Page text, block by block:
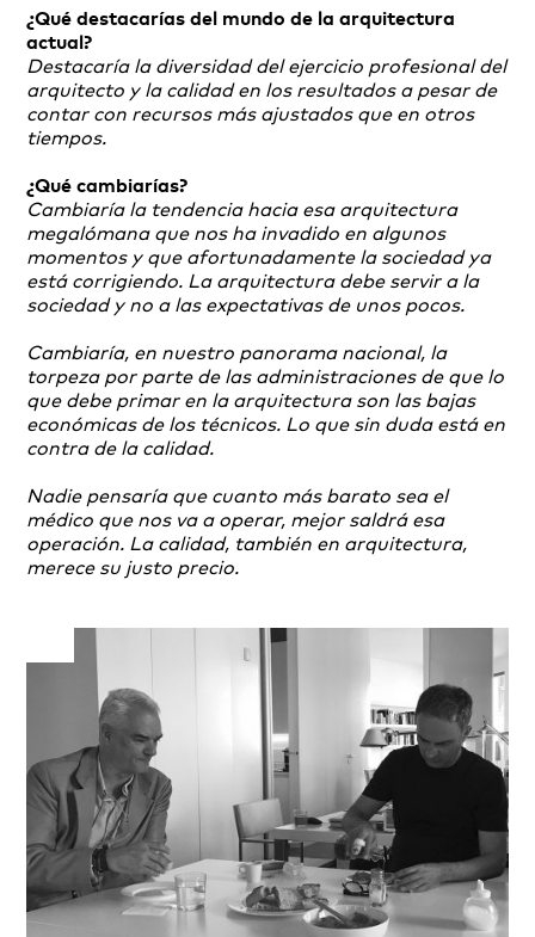
¿Qué destacarías del mundo de la arquitectura
actual?
Destacaría la diversidad del ejercicio profesional del
arquitecto y la calidad en los resultados a pesar de
contar con recursos más ajustados que en otros
tiempos.
¿Qué cambiarías?
Cambiaría la tendencia hacia esa arquitectura
megalómana que nos ha invadido en algunos
momentos y que afortunadamente la sociedad ya
está corrigiendo. La arquitectura debe servir a la
sociedad y no a las expectativas de unos pocos.
Cambiaría, en nuestro panorama nacional, la
torpeza por parte de las administraciones de que lo
que debe primar en la arquitectura son las bajas
económicas de los técnicos. Lo que sin duda está en
contra de la calidad.
Nadie pensaría que cuanto más barato sea el
médico que nos va a operar, mejor saldrá esa
operación. La calidad, también en arquitectura,
merece su justo precio.